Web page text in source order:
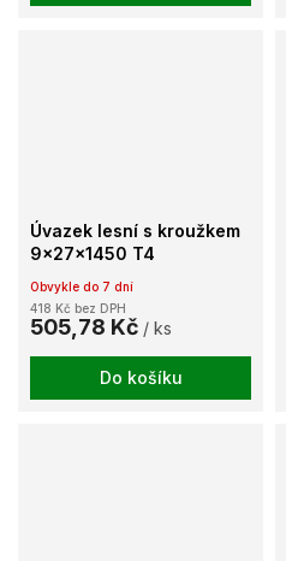
Úvazek lesní s kroužkem
9x27x1450 T4
Obvykle do 7 dní
418 Kč bez DPH
505,78 Kč / ks
Do košíku